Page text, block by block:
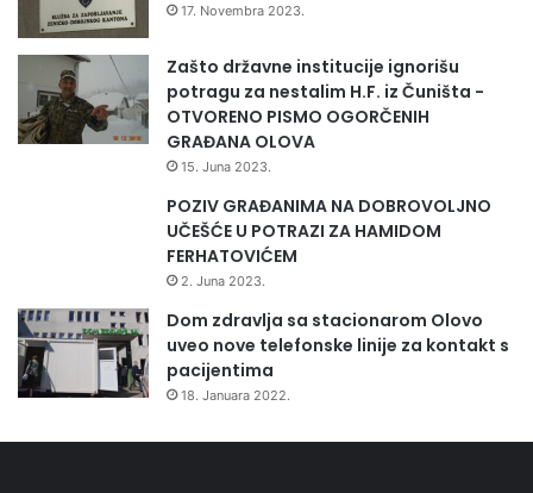
17. Novembra 2023.
Zašto državne institucije ignorišu
potragu za nestalim H.F. iz Čuništa -
OTVORENO PISMO OGORČENIH
GRAĐANA OLOVA
15. Juna 2023.
POZIV GRAĐANIMA NA DOBROVOLJNO
UČEŠĆE U POTRAZI ZA HAMIDOM
FERHATOVIĆEM
2. Juna 2023.
Dom zdravlja sa stacionarom Olovo
uveo nove telefonske linije za kontakt s
pacijentima
18. Januara 2022.